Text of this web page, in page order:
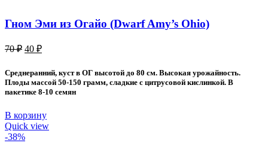
Гном Эми из Огайо (Dwarf Amy’s Ohio)
70₽ Первоначальная
составляла
70 ₽.
40 ₽Текущая
40 ₽.
Среднеранний, куст в ОГ высотой до 80 см. Высокая урожайность.
Плоды массой 50-150 грамм, сладкие с цитрусовой кислинкой. В
пакетике 8-10 семян
В корзину
Quick view
-38%